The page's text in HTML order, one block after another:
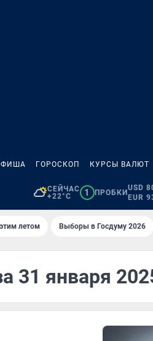
ГОРОСКОП КУРСЫ ВАЛЮТ
СЕЙЧАС
+22°C
1 ПРОБКИ
USD
EUR
летом Выборы в Госдуму 2026
31 января